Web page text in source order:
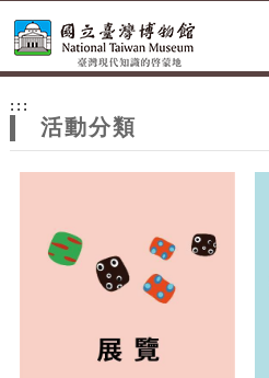
網
站
主
:::
活動分類